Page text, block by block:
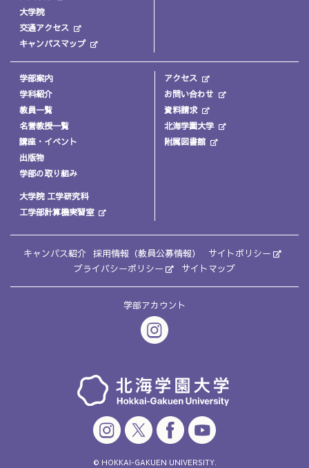
大学院
交通アクセス
キャンパスマップ
学部案内
学科紹介
教員一覧
名誉教授一覧
講座・イベント
出版物
学部の取り組み
大学院 工学研究科
工学部計算機実習室
アクセス
お問い合わせ
資料請求
北海学園大学
附属図書館
キャンパス紹介 採用情報（教員公募情報）
サイトポリシー
プライバシーポリシー
サイトマップ
学部アカウント
© HOKKAI-GAKUEN UNIVERSITY.